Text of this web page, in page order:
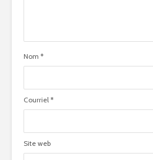
Nom *
Courriel *
Site web